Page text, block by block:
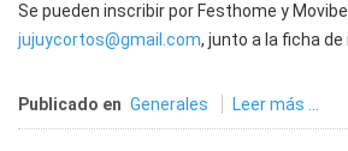
Se pueden inscribir por Festhome y
jujuycortos@gmail.com, junto a la ficha de
Publicado en Generales Leer más ...